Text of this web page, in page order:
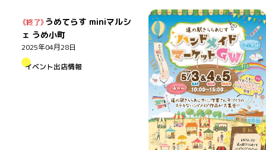
うめてらす miniマルシ
ェ うめ小町
2025年04月28日
イベント出店情報